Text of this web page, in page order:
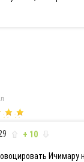
+ 10
Ичимару